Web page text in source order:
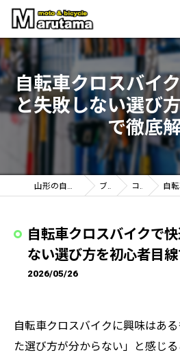
自転車クロスバイ
と失敗しない選び
で徹底
山形の自転車なら丸玉輪店 ブログ コラム 自転車ク
自転車クロスバイクで
ない選び方を初心者目
2026/05/26
自転車クロスバイクに興味はあ
た選び方が分からない」と感じ